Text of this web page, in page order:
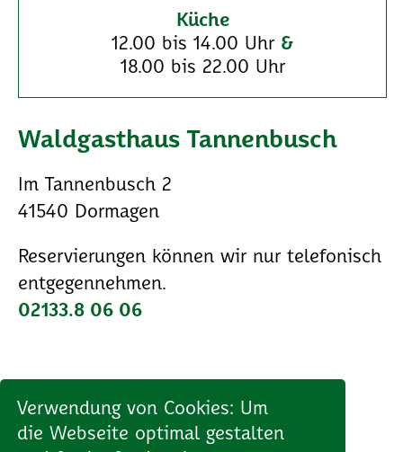
Verwendung von Cookies: Um
die Webseite optimal gestalten
Küche
12.00 bis 14.00 Uhr &
18.00 bis 22.00 Uhr
Waldgasthaus Tannenbusch
Im Tannenbusch 2
41540 Dormagen
Reservierungen können wir nur telefonisch
entgegennehmen.
02133.8 06 06